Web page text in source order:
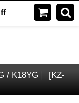
/ K18YG｜ [KZ-